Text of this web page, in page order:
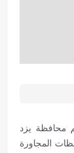
محافظة يزد
المجاورة